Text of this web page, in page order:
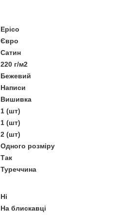
Epico
Євро
Сатин
220 г/м2
Бежевий
Написи
Вишивка
1 (шт)
1 (шт)
2 (шт)
Одного розміру
Так
Туреччина
Ні
На блискавці